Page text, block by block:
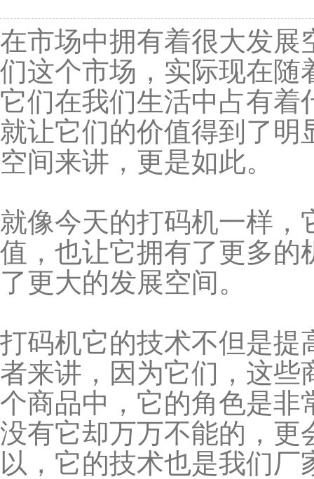
在市场中拥有着很大发展
们这个市场，实际现在随
它们在我们生活中占有着
就让它们的价值得到了明
空间来讲，更是如此。
就像今天的打码机一样，
值，也让它拥有了更多的
了更大的发展空间。
打码机它的技术不但是提
者来讲，因为它们，这些
个商品中，它的角色是非
没有它却万万不能的，更
以，它的技术也是我们厂